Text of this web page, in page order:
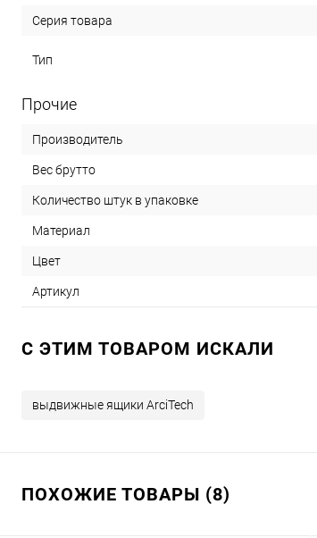
Серия товара
Тип
Прочие
Производитель
Вес брутто
Количество штук в упаковке
Материал
Цвет
Артикул
C ЭТИМ ТОВАРОМ ИСКАЛИ
выдвижные ящики ArciTech
ПОХОЖИЕ ТОВАРЫ (8)